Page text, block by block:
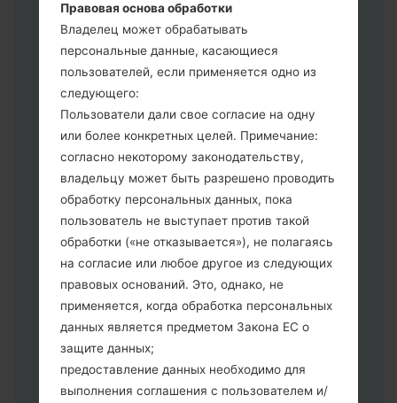
выберите HOME_CSC _ *** для
сохранения Ваших данных.
Теперь выключите устройство и
войдите в "Download" режим. Все
методы как это сделать:
Нажмите и удерживайте клавиши:
питание, громкости и Bixbi.
Нажмите и удерживайте клавиши:
регулировки громкости. Подключив
телефон к ПК используя USB кабель.
Нажмите и удерживайте клавиши:
питание, громкости и домой.
Подключите USB кабель и нажмите
клавиши: уменьшение звука и Bixbi.
Нажмите и удерживайте клавиши:
питания и увеличения громкости
Далее подключите к компьютеру,
программа Odin должна определить
Правовая основа обработки
Владелец может обрабатывать
персональные данные, касающиеся
пользователей, если применяется одно из
следующего:
Пользователи дали свое согласие на одну
или более конкретных целей. Примечание:
согласно некоторому законодательству,
владельцу может быть разрешено проводить
обработку персональных данных, пока
пользователь не выступает против такой
обработки («не отказывается»), не полагаясь
на согласие или любое другое из следующих
правовых оснований. Это, однако, не
применяется, когда обработка персональных
данных является предметом Закона ЕС о
защите данных;
предоставление данных необходимо для
выполнения соглашения с пользователем и/